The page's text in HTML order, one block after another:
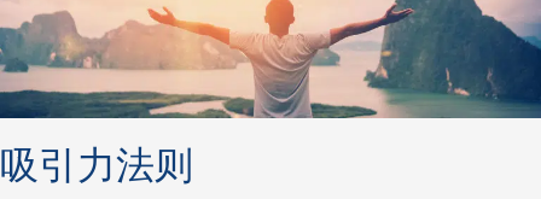
吸引力法则